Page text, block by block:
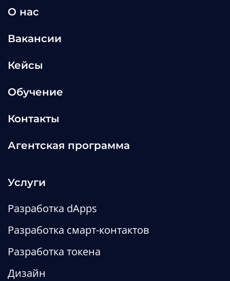
О нас
Вакансии
Кейсы
Обучение
Контакты
Агентская программа
Услуги
Разработка dApps
Разработка смарт-контактов
Разработка токена
Дизайн